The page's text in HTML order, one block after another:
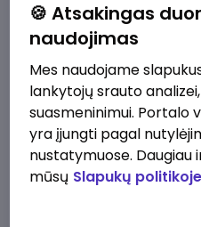
2610 - 3910 €/mėn.
prieš 17 val.
Veiklos užtikrinimo ir
(-ė) (Kaunas)
🍪 Atsakingas
naudojimas
Mes naudojame
lankytojų srauto
suasmeninimui. Portalo
yra įjungti pagal
nustatymuose. Daugiau
mūsų Slapukų